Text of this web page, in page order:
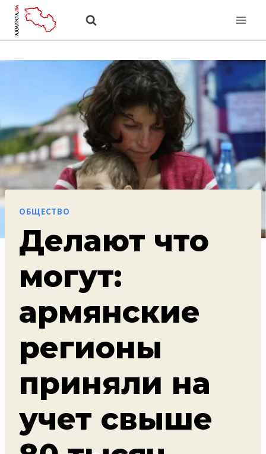
Перейти
ОБЩЕСТВО
Делают что
могут:
армянские
регионы
приняли на
учет свыше